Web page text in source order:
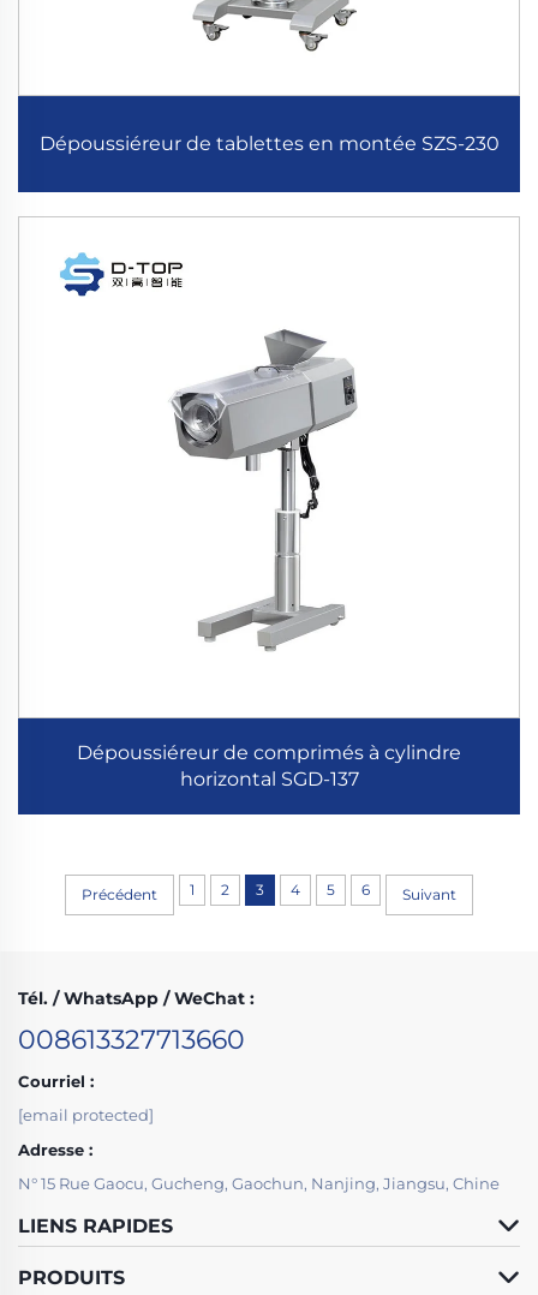
Dépoussiéreur de tablettes en montée SZS-230
Dépoussiéreur de comprimés à cylindre
horizontal SGD-137
Précédent 1 2 3 4 5 6 Suivant
Tél. / WhatsApp / WeChat :
008613327713660
Courriel :
[email protected]
Adresse :
N° 15 Rue Gaocu, Gucheng, Gaochun, Nanjing, Jiangsu, Chine
LIENS RAPIDES
PRODUITS